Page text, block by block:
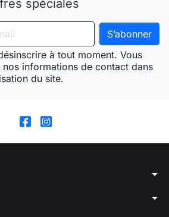
spéciales
à tout moment. Vous
informations de contact dans
du site.
arrow_drop_down
arrow_drop_down